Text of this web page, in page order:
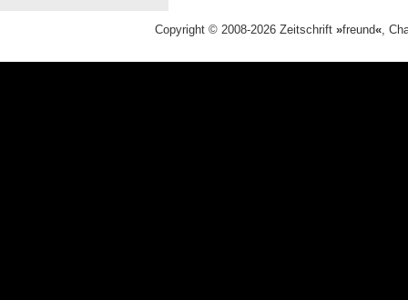
Copyright © 2008-2026 Zeitschrift»freund«,